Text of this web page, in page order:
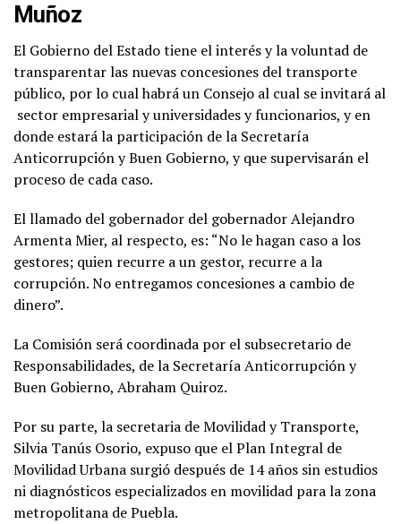
Muñoz
El Gobierno del Estado tiene el interés y la voluntad de
transparentar las nuevas concesiones del transporte
público, por lo cual habrá un Consejo al cual se invitará al
sector empresarial y universidades y funcionarios, y en
donde estará la participación de la Secretaría
Anticorrupción y Buen Gobierno, y que supervisarán el
proceso de cada caso.
El llamado del gobernador del gobernador Alejandro
Armenta Mier, al respecto, es: “No le hagan caso a los
gestores; quien recurre a un gestor, recurre a la
corrupción. No entregamos concesiones a cambio de
dinero”.
La Comisión será coordinada por el subsecretario de
Responsabilidades, de la Secretaría Anticorrupción y
Buen Gobierno, Abraham Quiroz.
Por su parte, la secretaria de Movilidad y Transporte,
Silvia Tanús Osorio, expuso que el Plan Integral de
Movilidad Urbana surgió después de 14 años sin estudios
ni diagnósticos especializados en movilidad para la zona
metropolitana de Puebla.